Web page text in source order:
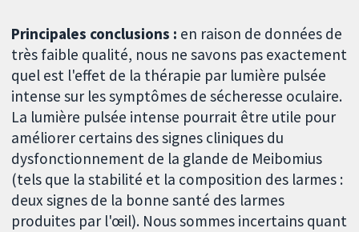
Principales conclusions : en raison de données de
très faible qualité, nous ne savons pas exactement
quel est l'effet de la thérapie par lumière pulsée
intense sur les symptômes de sécheresse oculaire.
La lumière pulsée intense pourrait être utile pour
améliorer certains des signes cliniques du
dysfonctionnement de la glande de Meibomius
(tels que la stabilité et la composition des larmes :
deux signes de la bonne santé des larmes
produites par l'œil). Nous sommes incertains quant